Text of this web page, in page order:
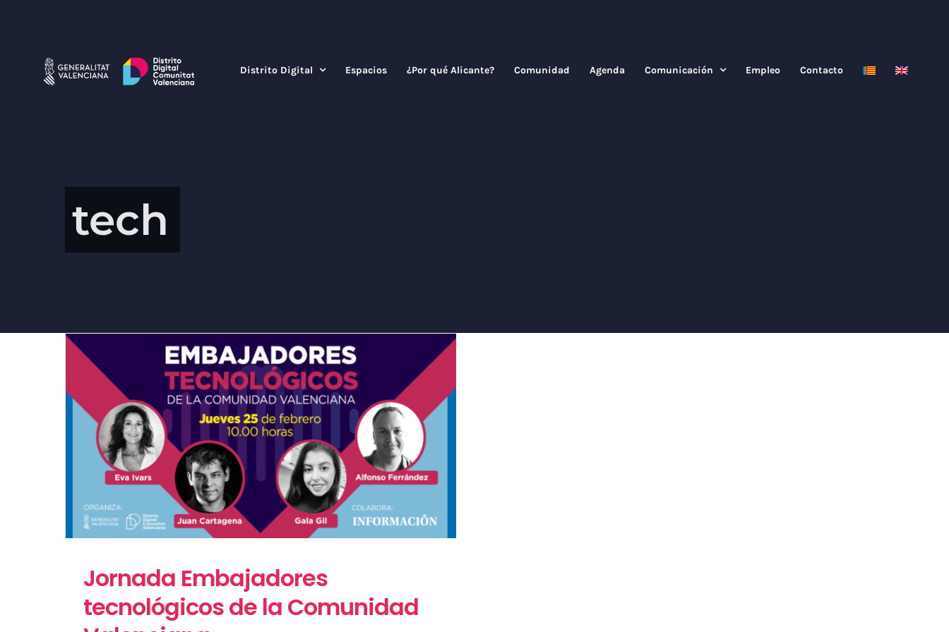
Distrito Digital Espacios ¿Por qué Alicante? Comunidad Agenda Comunicación Empleo Contacto
tech
Jornada Embajadores
tecnológicos de la Comunidad